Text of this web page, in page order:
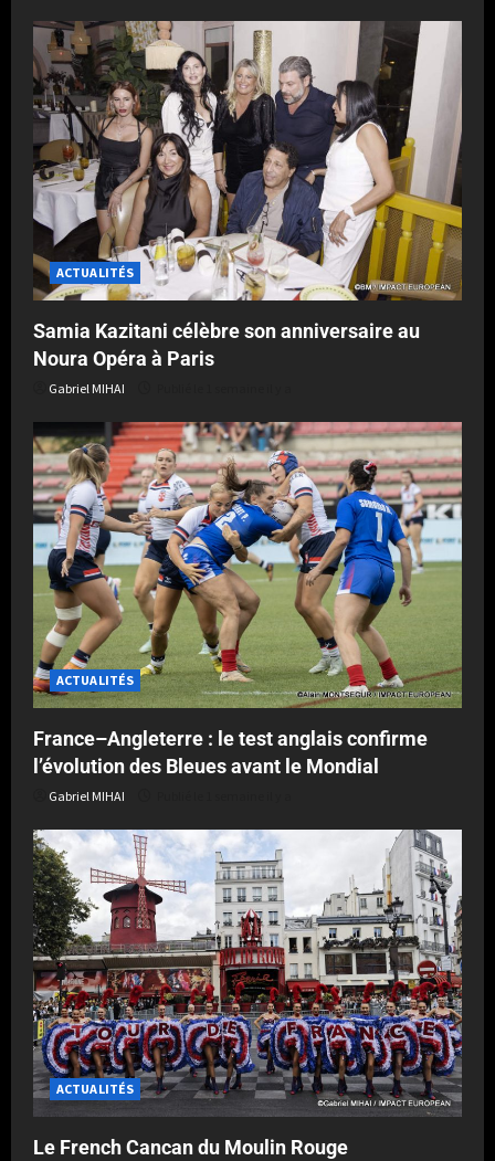
ACTUALITÉS
Samia Kazitani célèbre son anniversaire au
Noura Opéra à Paris
Gabriel MIHAI
ACTUALITÉS
France–Angleterre : le test anglais confirme
l’évolution des Bleues avant le Mondial
Gabriel MIHAI
ACTUALITÉS
Le French Cancan du Moulin Rouge